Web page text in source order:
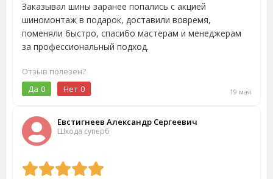
19 мая
Заказывал шины заранее попались с акцией
шиномонтаж в подарок, доставили вовремя,
поменяли быстро, спасибо мастерам и менеджерам
за профессиональный подход.
Отзыв полезен?
Да 0 Нет 0
Евстигнеев Александр Сергеевич
Шкода суперб